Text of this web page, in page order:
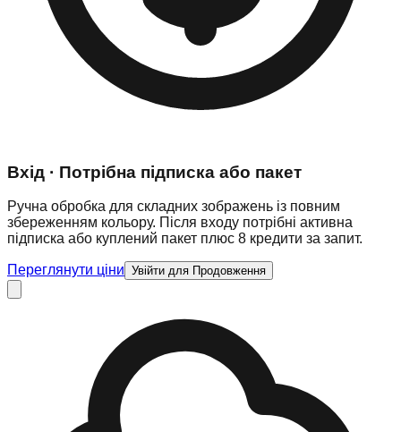
Вхід · Потрібна підписка або пакет
Ручна обробка для складних зображень із повним
збереженням кольору. Після входу потрібні активна
підписка або куплений пакет плюс 8 кредити за запит.
Переглянути ціни Увійти для Продовження